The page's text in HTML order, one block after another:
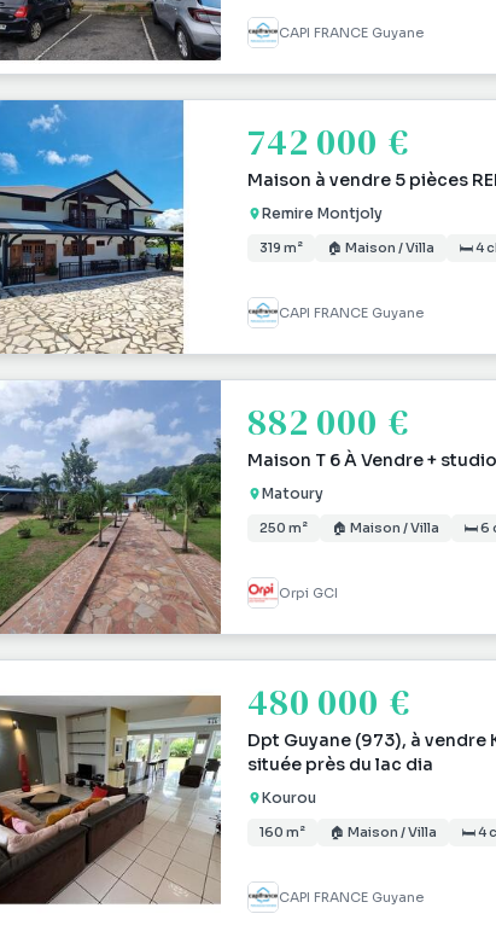
CAPI FRANCE Guyane
742 000 €
Maison à vendre 5 pièces
Remire Montjoly
319 m² 🏠 Maison / Villa 🛏 4
CAPI FRANCE Guyane
882 000 €
Maison T 6 À Vendre +
Matoury
250 m² 🏠 Maison / Villa 🛏 6
Orpi GCI
480 000 €
Dpt Guyane (973), à
située près du lac dia
Kourou
160 m² 🏠 Maison / Villa 🛏 4
CAPI FRANCE Guyane